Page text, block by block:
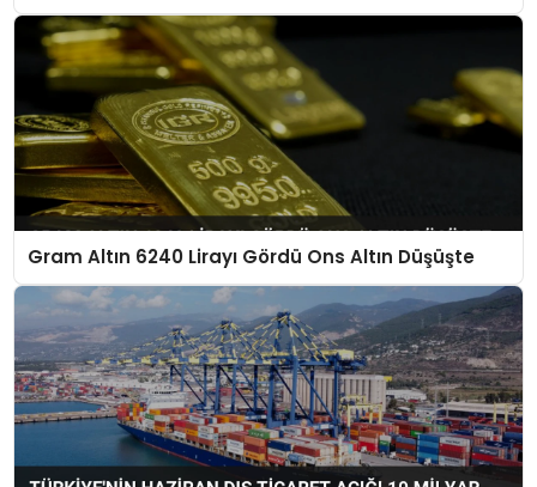
Gram Altın 6240 Lirayı Gördü Ons Altın Düşüşte